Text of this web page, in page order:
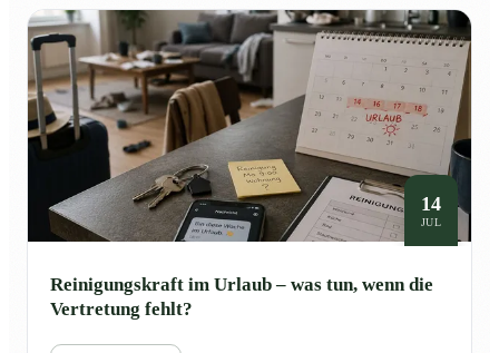
14
JUL
Reinigungskraft im Urlaub – was tun, wenn die
Vertretung fehlt?